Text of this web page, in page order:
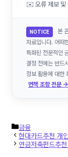
✉️ 오류 제보
NOTICE
본
자료입니다. 어떠
특화된 전문적인
결정 전에는 반드
정보 활용에 대한
면책 조항 전문 →
카
테
고
리
금융
현대카드추천 개
연금저축펀드추